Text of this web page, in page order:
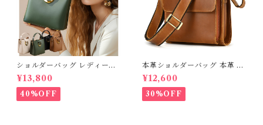
ショルダーバッグ レディース
ハンドバッグ 本革 ハンドメイ
ドバッグ 送料無料
¥13,800
40%OFF
本革ショルダーバッグ 本革 大
容量 メンズ 牛革 オイルレザー
アウトドア 旅行 レジャー 本革
鞄 男女兼用 旅行 オシャレ 送
料無料 プレゼント 439201
¥12,600
30%OFF